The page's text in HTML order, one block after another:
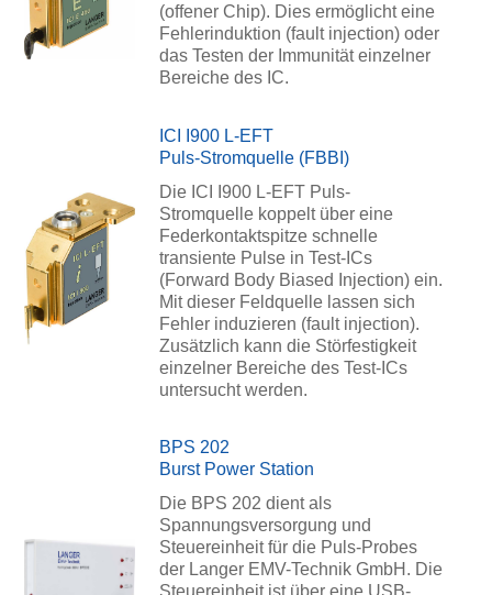
(offener Chip). Dies ermöglicht eine
Fehlerinduktion (fault injection) oder
das Testen der Immunität einzelner
Bereiche des IC.
ICI I900 L-EFT
Puls-Stromquelle (FBBI)
Die ICI I900 L-EFT Puls-
Stromquelle koppelt über eine
Federkontaktspitze schnelle
transiente Pulse in Test-ICs
(Forward Body Biased Injection) ein.
Mit dieser Feldquelle lassen sich
Fehler induzieren (fault injection).
Zusätzlich kann die Störfestigkeit
einzelner Bereiche des Test-ICs
untersucht werden.
BPS 202
Burst Power Station
Die BPS 202 dient als
Spannungsversorgung und
Steuereinheit für die Puls-Probes
der Langer EMV-Technik GmbH. Die
Steuereinheit ist über eine USB-